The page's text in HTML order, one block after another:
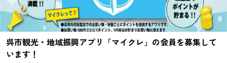
呉市観光・地域振興アプリ「マイクレ」の会員を募集して
います！